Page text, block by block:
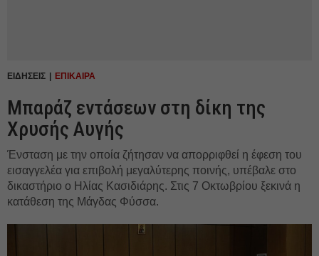
ΕΙΔΗΣΕΙΣ ΕΠΙΚΑΙΡΑ
Μπαράζ εντάσεων στη δίκη της
Χρυσής Αυγής
Ένσταση με την οποία ζήτησαν να απορριφθεί η έφεση του
εισαγγελέα για επιβολή μεγαλύτερης ποινής, υπέβαλε στο
δικαστήριο ο Ηλίας Κασιδιάρης. Στις 7 Οκτωβρίου ξεκινά η
κατάθεση της Μάγδας Φύσσα.